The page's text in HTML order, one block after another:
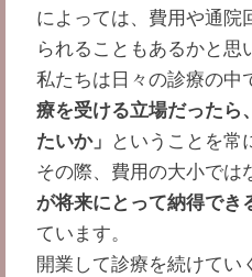
によっては、費用や通院
られることもあるかと思
私たちは日々の診療の中
療を受ける立場だったら
たいか」 ということを常
その際、費用の大小では
が将来にとって納得でき
ています。
開業して診療を続けてい